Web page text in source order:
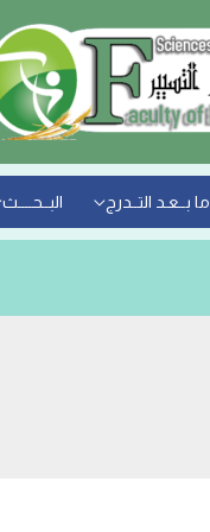
ما بــعـد التــدرج البــحــــث